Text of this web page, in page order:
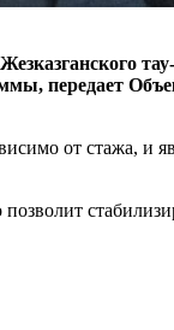
передает
от стажа, и